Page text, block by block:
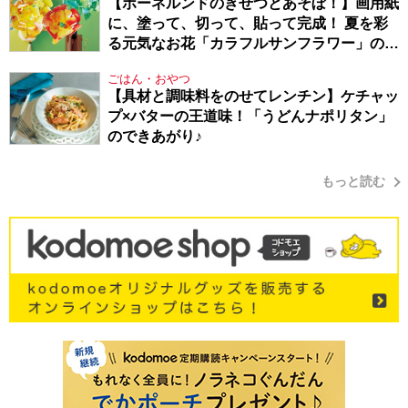
【ボーネルンドのきせつとあそぼ！】画用紙
に、塗って、切って、貼って完成！ 夏を彩
る元気なお花「カラフルサンフラワー」の作
ごはん・おやつ
【具材と調味料をのせてレンチン】ケチャッ
プ×バターの王道味！「うどんナポリタン」
のできあがり♪
もっと読む